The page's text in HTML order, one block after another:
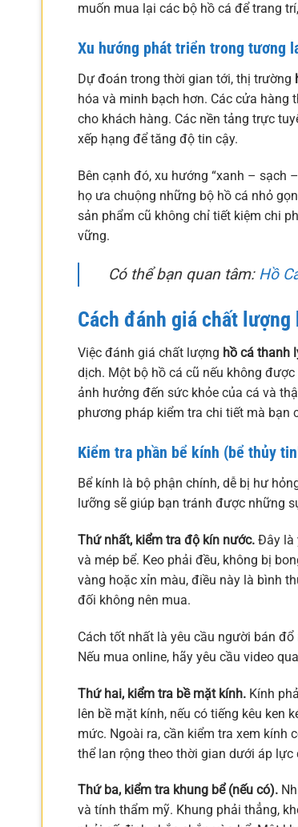
muốn mua lại các bộ hồ cá để trang
Xu hướng phát triển trong tương
Dự đoán trong thời gian tới, thị trường
hóa và minh bạch hơn. Các cửa hàng
cho khách hàng. Các nền tảng trực
xếp hạng để tăng độ tin cậy.
Bên cạnh đó, xu hướng “xanh – sạch
họ ưa chuộng những bộ hồ cá nhỏ
sản phẩm cũ không chỉ tiết kiệm chi
vững.
Có thể bạn quan tâm: Hồ
Cách đánh giá chất
Việc đánh giá chất lượng hồ cá thanh
dịch. Một bộ hồ cá cũ nếu không
ảnh hưởng đến sức khỏe của cá và
phương pháp kiểm tra chi tiết mà bạn
Kiểm tra phần bể kính (bể thủy
Bể kính là bộ phận chính, dễ bị hư
lưỡng sẽ giúp bạn tránh được những
Thứ nhất, kiểm tra độ kín nước. Đây là
và mép bể. Keo phải đều, không bị
vàng hoặc xỉn màu, điều này là bình
đối không nên mua.
Cách tốt nhất là yêu cầu người bán
Nếu mua online, hãy yêu cầu video
Thứ hai, kiểm tra bề mặt kính. Kính
lên bề mặt kính, nếu có tiếng kêu ken
mức. Ngoài ra, cần kiểm tra xem kính
thể lan rộng theo thời gian dưới áp lực
Thứ ba, kiểm tra khung bể (nếu có).
và tính thẩm mỹ. Khung phải thẳng,